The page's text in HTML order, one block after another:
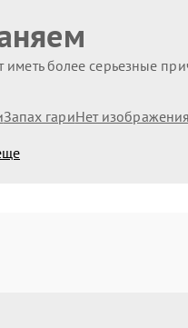
более серьезные
Запах гариНет изображения